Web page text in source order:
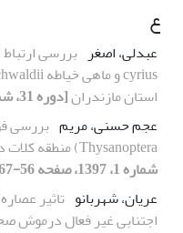
ع
عبدلی، اصغر
استان مازندران[دوره 31، شماره 3، 1397، صفحه 281-292]
عجم حسنی، مریم
Thysanoptera) منطقه کلات در استان خراسان رضوی
شماره 1، 1397، صفحه 56-67]
عریان، شهربانو تاثیر
اجتنابی غیر فعال درموش